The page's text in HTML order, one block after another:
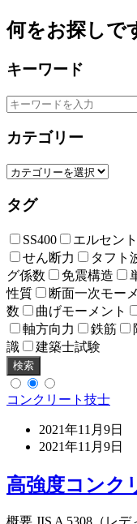
何をお探しで
キーワード
カテゴリー
タグ
SS400 エルセン
せん断力
タフト
グ係数
免震構造
性質
断面一次モー
数
曲げモーメント
軸方向力
鉄筋
識
建築士試験
検索
コンクリート技士
2021年11月9日
2021年11月9日
高強度コンク